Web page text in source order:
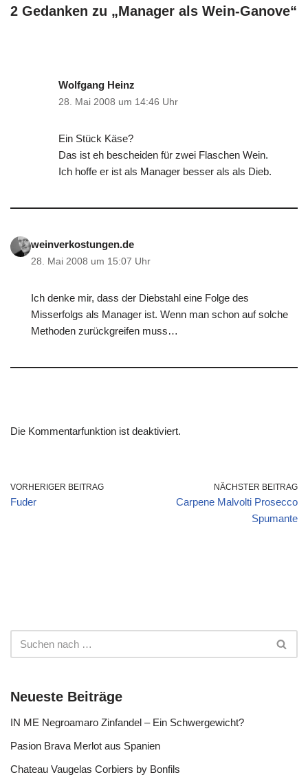
2 Gedanken zu „Manager als Wein-Ganove“
Wolfgang Heinz
28. Mai 2008 um 14:46 Uhr
Ein Stück Käse?
Das ist eh bescheiden für zwei Flaschen Wein.
Ich hoffe er ist als Manager besser als als Dieb.
weinverkostungen.de
28. Mai 2008 um 15:07 Uhr
Ich denke mir, dass der Diebstahl eine Folge des
Misserfolgs als Manager ist. Wenn man schon auf solche
Methoden zurückgreifen muss…
Die Kommentarfunktion ist deaktiviert.
VORHERIGER BEITRAG
Fuder
NÄCHSTER BEITRAG
Carpene Malvolti Prosecco
Spumante
Neueste Beiträge
IN ME Negroamaro Zinfandel – Ein Schwergewicht?
Pasion Brava Merlot aus Spanien
Chateau Vaugelas Corbiers by Bonfils